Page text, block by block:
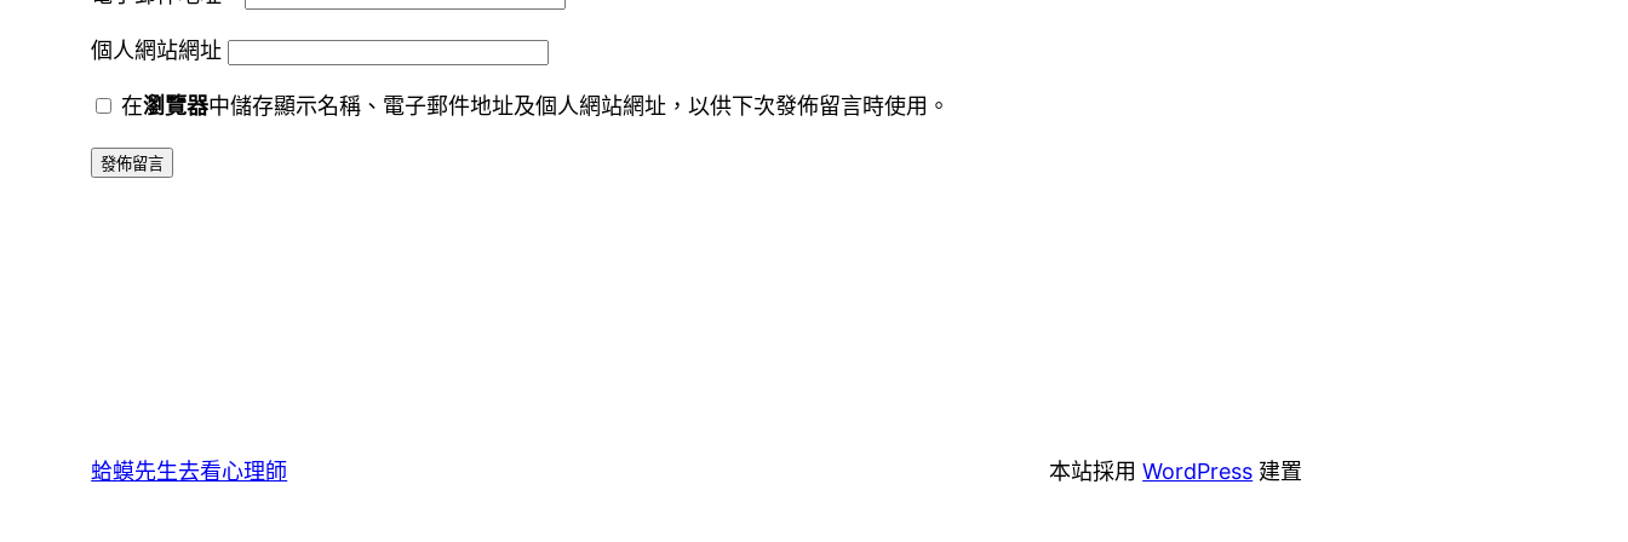
個人網站網址
在瀏覽器中儲存顯示名稱、電子郵件地址及個人網站網址，以供下次發佈留言時使用。
蛤蟆先生去看心理師 本站採用WordPress 建置